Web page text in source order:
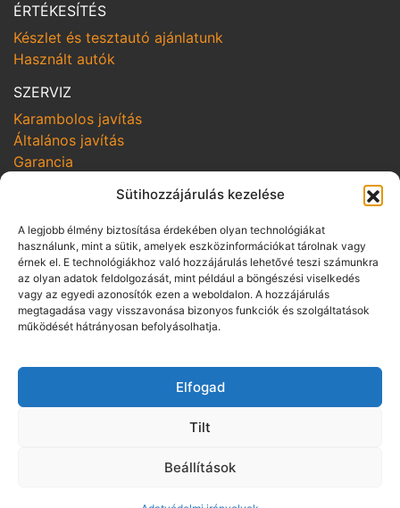
Sütihozzájárulás kezelése
A legjobb élmény biztosítása érdekében olyan technológiákat
használunk, mint a sütik, amelyek eszközinformációkat tárolnak vagy
érnek el. E technológiákhoz való hozzájárulás lehetővé teszi számunkra
az olyan adatok feldolgozását, mint például a böngészési viselkedés
vagy az egyedi azonosítók ezen a weboldalon. A hozzájárulás
megtagadása vagy visszavonása bizonyos funkciók és szolgáltatások
működését hátrányosan befolyásolhatja.
Elfogad
Tilt
Beállítások
ÉRTÉKESÍTÉS
Készlet és tesztautó ajánlatunk
Használt autók
SZERVIZ
Karambolos javítás
Általános javítás
Garancia
SZOLGÁLTATÁSOK
Online szerviz bejelentkezés
Szerviz kampányok
Hozom-viszem
SZABÁLYZATOK
Adatvédelmi irányelvek
Üzletszabályzat pénzügyi szolgáltatás
Panaszkezelési szabályzat